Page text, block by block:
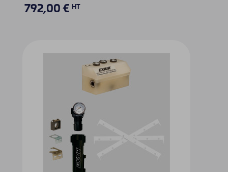
792,00 € HT